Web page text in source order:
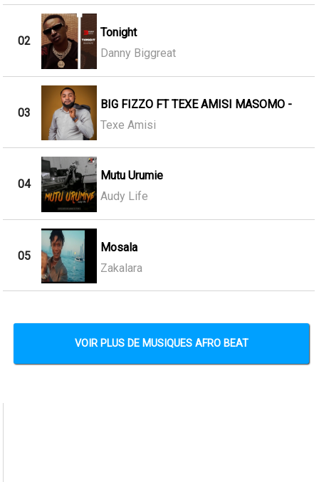
02
Tonight
Danny Biggreat
03
BIG FIZZO FT TEXE AMISI MASOMO -
Texe Amisi
04
Mutu Urumie
Audy Life
05
Mosala
Zakalara
VOIR PLUS DE MUSIQUES AFRO BEAT